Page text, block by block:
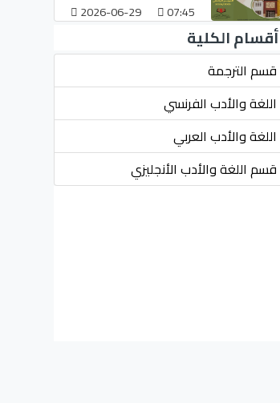
07:45
2026-06-29
أقسام الكلية
قسم الترجمة
اللغة والأدب الفرنسي
اللغة والأدب العربي
قسم اللغة والأدب الأنجليزي